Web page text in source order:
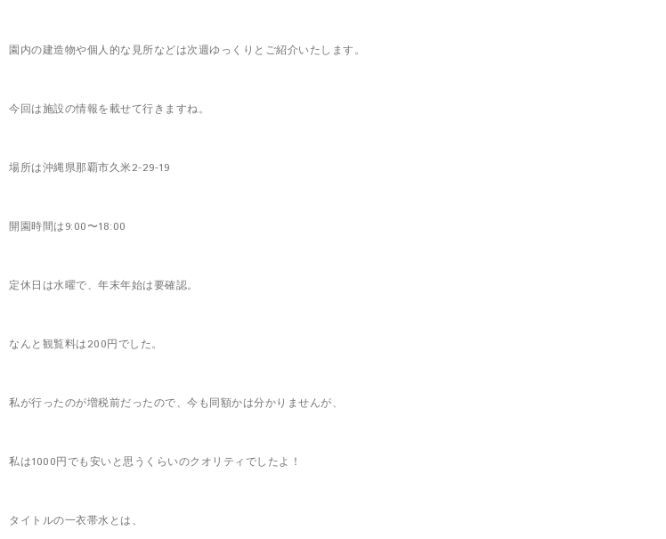
園内の建造物や個人的な見所などは次週ゆっくりとご紹介いたします。
今回は施設の情報を載せて行きますね。
場所は沖縄県那覇市久米2-29-19
開園時間は9:00〜18:00
定休日は水曜で、年末年始は要確認。
なんと観覧料は200円でした。
私が行ったのが増税前だったので、今も同額かは分かりませんが、
私は1000円でも安いと思うくらいのクオリティでしたよ！
タイトルの一衣帯水とは、